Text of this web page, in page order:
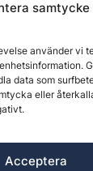
samtycke
använder vi
data som
eller
Acceptera
32 Ljusdal,
Ekberg.